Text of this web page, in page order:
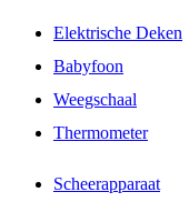
Elektrische Deken
Babyfoon
Weegschaal
Thermometer
Scheerapparaat